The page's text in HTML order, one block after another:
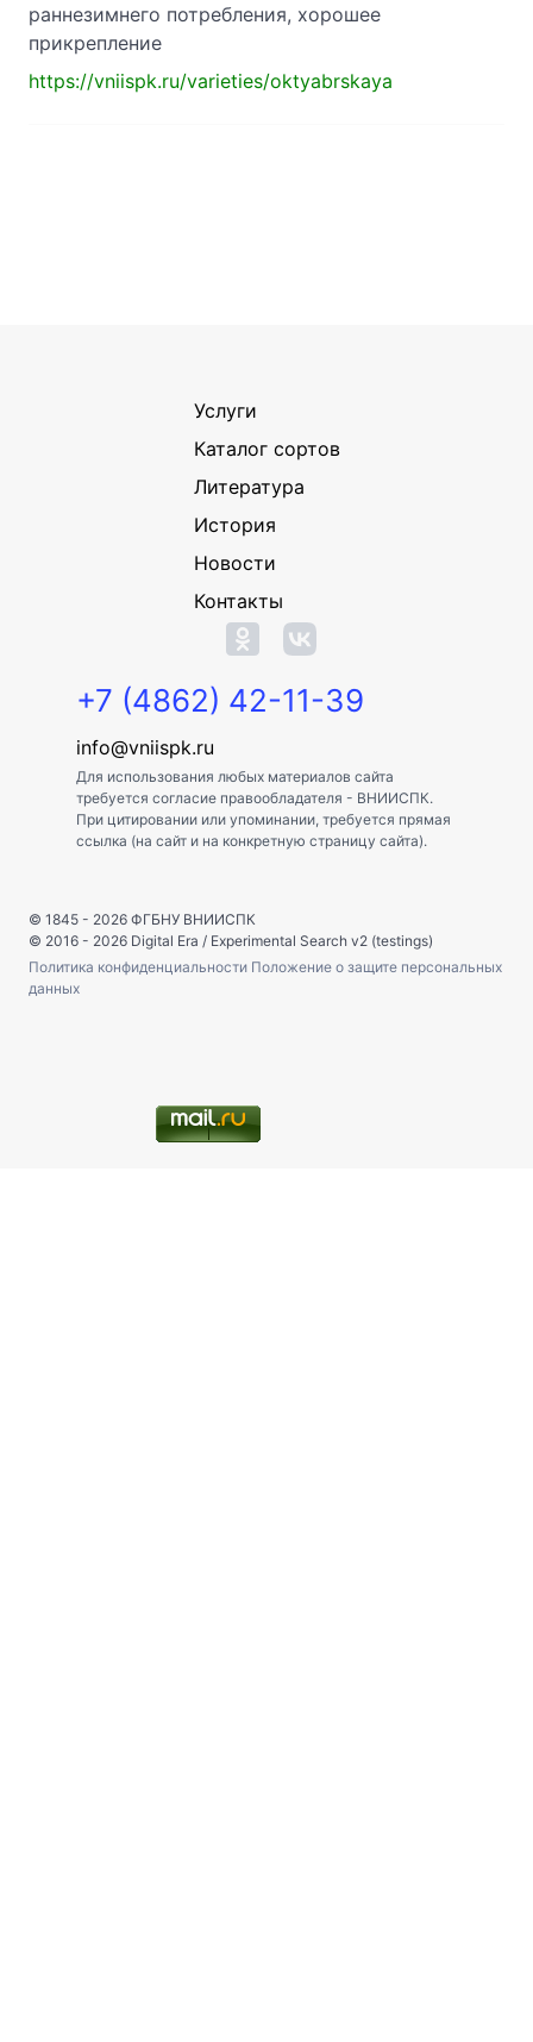
раннезимнего потребления, хорошее
прикрепление
https://vniispk.ru/varieties/oktyabrskaya
Услуги
Каталог сортов
Литература
История
Новости
Контакты
+7 (4862) 42-11-39
info@vniispk.ru
Для использования любых материалов сайта
требуется согласие правообладателя - ВНИИСПК.
При цитировании или упоминании, требуется прямая
ссылка (на сайт и на конкретную страницу сайта).
© 1845 - 2026 ФГБНУ ВНИИСПК
© 2016 - 2026 Digital Era / Experimental Search v2 (testings)
Политика конфиденциальности Положение о защите персональных
данных